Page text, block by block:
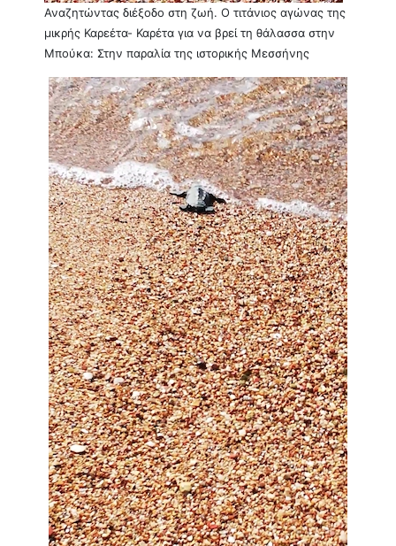
Αναζητώντας διέξοδο στη ζωή. Ο τιτάνιος αγώνας της
μικρής Καρεέτα- Καρέτα για να βρεί τη θάλασσα στην
Μπούκα: Στην παραλία της ιστορικής Μεσσήνης